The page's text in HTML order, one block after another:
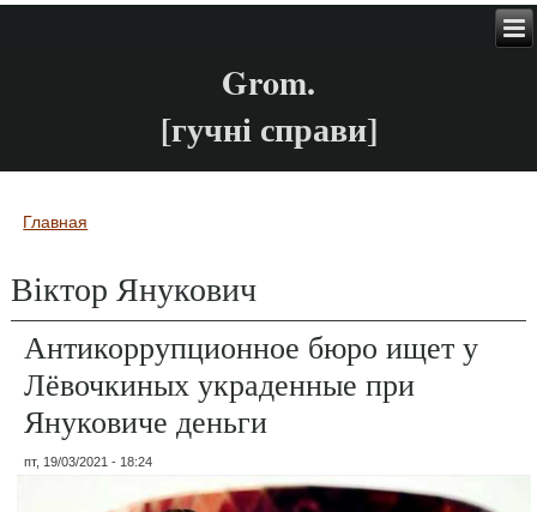
Grom.
[гучні справи]
Вы здесь
Главная
Віктор Янукович
Антикоррупционное бюро ищет у
Лёвочкиных украденные при
Януковиче деньги
пт, 19/03/2021 - 18:24